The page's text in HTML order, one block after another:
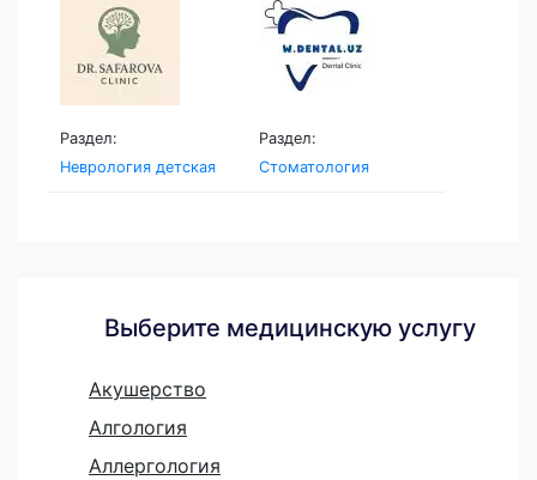
Раздел:
Неврология детская
Раздел:
Стоматология
Выберите медицинскую услугу
Акушерство
Алгология
Аллергология